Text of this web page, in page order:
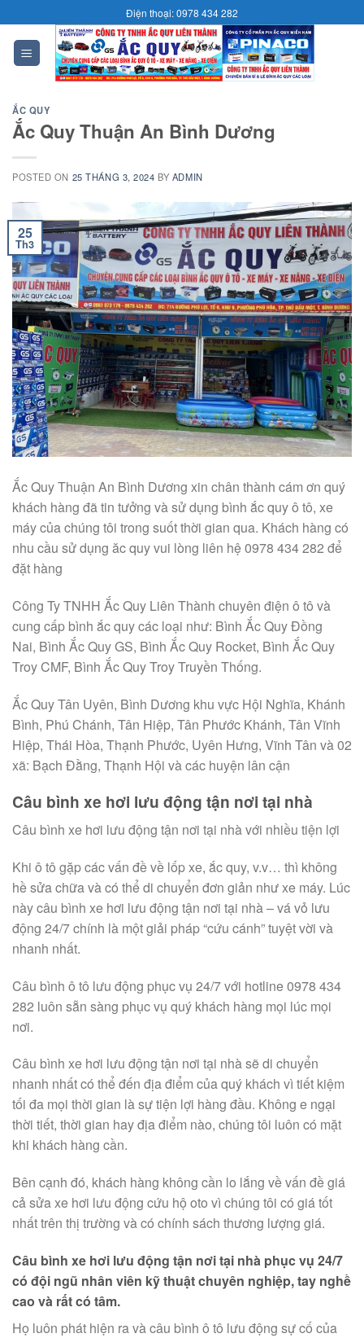
to
content
Điện thoại: 0978 434 282
ẮC QUY
Ắc Quy Thuận An Bình Dương
POSTED ON 25 THÁNG 3, 2024 BY ADMIN
25
Th3
Ắc Quy Thuận An Bình Dương xin chân thành cám ơn quý
khách hàng đã tin tưởng và sử dụng bình ắc quy ô tô, xe
máy của chúng tôi trong suốt thời gian qua. Khách hàng có
nhu cầu sử dụng ăc quy vui lòng liên hệ 0978 434 282 để
đặt hàng
Công Ty TNHH Ắc Quy Liên Thành chuyên điện ô tô và
cung cấp bình ắc quy các loại như: Bình Ắc Quy Đồng
Nai, Bình Ắc Quy GS, Bình Ắc Quy Rocket, Bình Ắc Quy
Troy CMF, Bình Ắc Quy Troy Truyền Thống.
Ắc Quy Tân Uyên, Bình Dương khu vực Hội Nghĩa, Khánh
Bình, Phú Chánh, Tân Hiệp, Tân Phước Khánh, Tân Vĩnh
Hiệp, Thái Hòa, Thạnh Phước, Uyên Hưng, Vĩnh Tân và 02
xã: Bạch Đằng, Thạnh Hội và các huyện lân cận
Câu bình xe hơi lưu động tận nơi tại nhà
Câu bình xe hơi lưu động tận nơi tại nhà với nhiều tiện lợi
Khi ô tô gặp các vấn đề về lốp xe, ắc quy, v.v… thì không
hề sửa chữa và có thể di chuyển đơn giản như xe máy. Lúc
này câu bình xe hơi lưu động tận nơi tại nhà – vá vỏ lưu
động 24/7 chính là một giải pháp “cứu cánh” tuyệt vời và
nhanh nhất.
Câu bình ô tô lưu động phục vụ 24/7 với hotline 0978 434
282 luôn sẵn sàng phục vụ quý khách hàng mọi lúc mọi
nơi.
Câu bình xe hơi lưu động tận nơi tại nhà sẽ di chuyển
nhanh nhất có thể đến địa điểm của quý khách vì tiết kiệm
tối đa mọi thời gian là sự tiện lợi hàng đầu. Không e ngại
thời tiết, thời gian hay địa điểm nào, chúng tôi luôn có mặt
khi khách hàng cần.
Bên cạnh đó, khách hàng không cần lo lắng về vấn đề giá
cả sửa xe hơi lưu động cứu hộ oto vì chúng tôi có giá tốt
nhất trên thị trường và có chính sách thương lượng giá.
Câu bình xe hơi lưu động tận nơi tại nhà phục vụ 24/7
có đội ngũ nhân viên kỹ thuật chuyên nghiệp, tay nghề
cao và rất có tâm.
Họ luôn phát hiện ra và câu bình ô tô lưu động sự cố của